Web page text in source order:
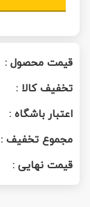
قیمت محصول :
تخفیف کالا :
اعتبار باشگاه :
مجموع تخفیف :
قیمت نهایی :